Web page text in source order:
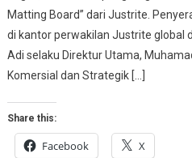
Matting Board” dari Justrite.
di kantor perwakilan Justrite global
Adi selaku Direktur Utama,
Komersial dan Strategik […]
Share this:
Facebook X